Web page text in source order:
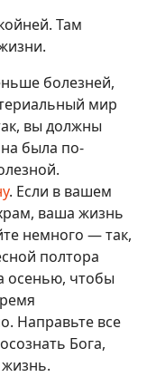
Там
болезней,
мир
вы должны
была по-
. Если в вашем
ваша жизнь
немного — так,
полтора
осенью, чтобы
Направьте все
Бога,